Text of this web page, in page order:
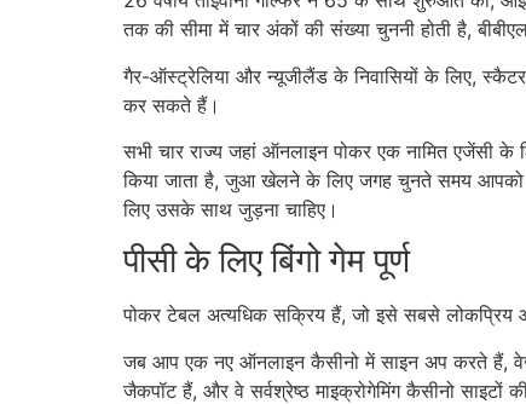
तक की सीमा में चार अंकों की संख्या चुननी होती है,
गैर-ऑस्ट्रेलिया और न्यूजीलैंड के निवासियों के लिए,
कर सकते हैं।
सभी चार राज्य जहां ऑनलाइन पोकर एक नामित एजेंसी
किया जाता है, जुआ खेलने के लिए जगह चुनते समय आपको
लिए उसके साथ जुड़ना चाहिए।
पीसी के लिए बिंगो गेम पूर्ण
पोकर टेबल अत्यधिक सक्रिय हैं, जो इसे सबसे लोकप्रिय
जब आप एक नए ऑनलाइन कैसीनो में साइन अप करते हैं,
जैकपॉट हैं, और वे सर्वश्रेष्ठ माइक्रोगेमिंग कैसीनो